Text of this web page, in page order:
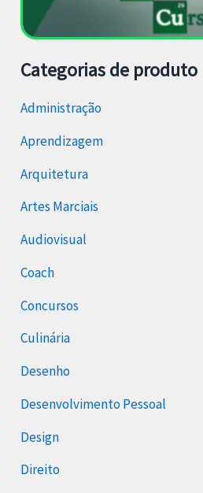
Categorias de produto
Administração
Aprendizagem
Arquitetura
Artes Marciais
Audiovisual
Coach
Concursos
Culinária
Desenho
Desenvolvimento Pessoal
Design
Direito